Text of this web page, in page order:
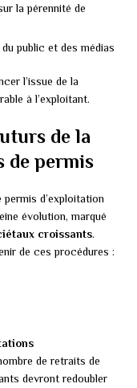
la pérennité de
public et des médias
l’issue de la
à l’exploitant.
de la
de permis
d’exploitation
évolution, marqué
croissants.
de ces procédures :
de retraits de
devront redoubler